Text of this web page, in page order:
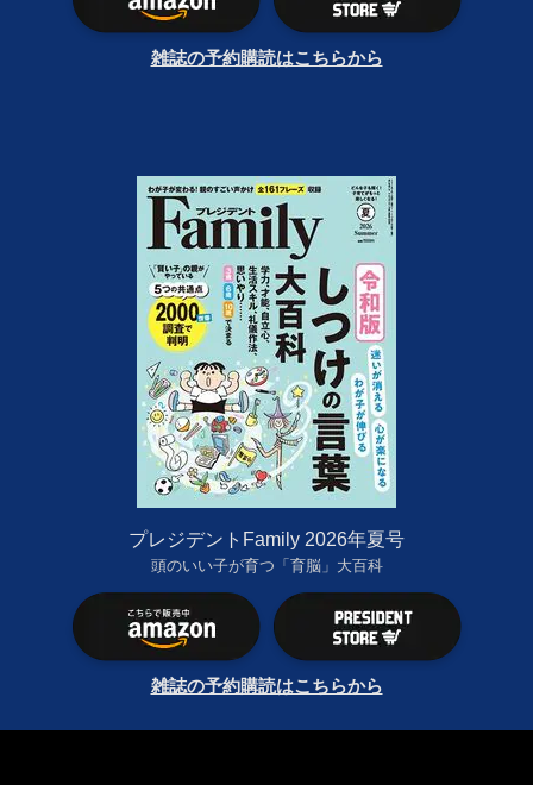
雑誌の予約購読はこちらから
プレジデントFamily 2026年夏号
頭のいい子が育つ「育脳」大百科
雑誌の予約購読はこちらから